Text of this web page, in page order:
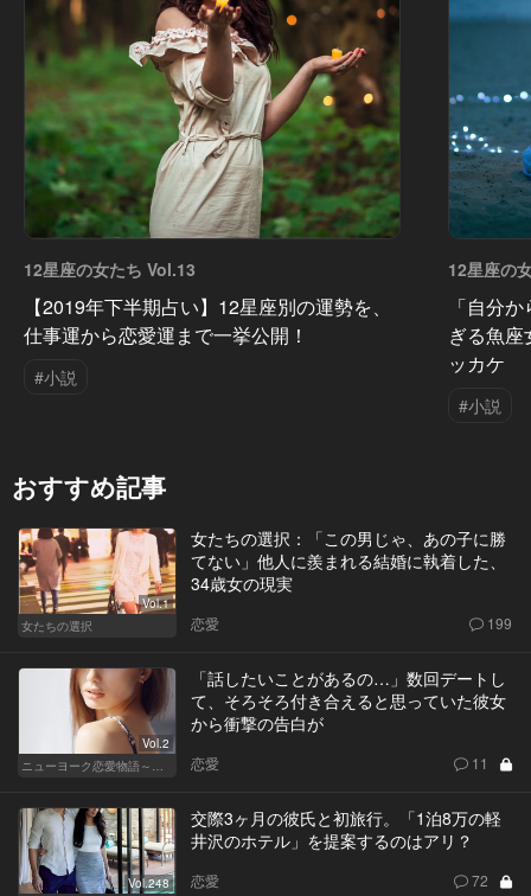
12星座の女たち Vol.13
【2019年下半期占い】12星座別の運勢を、
仕事運から恋愛運まで一挙公開！
#小説
12星座の
「自分
ぎる魚座
ッカケ
#小説
おすすめ記事
Vol.1
女たちの選択
女たちの選択：「この男じゃ、あの子に勝
てない」他人に羨まれる結婚に執着した、
34歳女の現実
恋愛 199
Vol.2
ニューヨーク恋愛物語～商社マン遥斗の場合～
「話したいことがあるの…」数回デートし
て、そろそろ付き合えると思っていた彼女
から衝撃の告白が
恋愛 11
Vol.248
交際3ヶ月の彼氏と初旅行。「1泊8万の軽
井沢のホテル」を提案するのはアリ？
恋愛 72